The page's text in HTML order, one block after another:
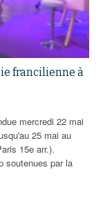
francilienne à
mercredi 22 mai
25 mai au
15e arr.).
soutenues par la